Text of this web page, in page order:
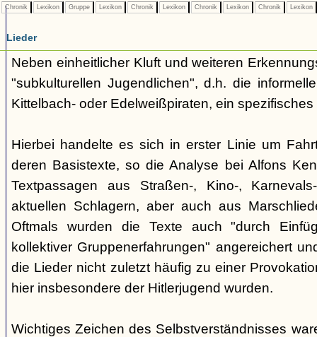
Chronik Lexikon Gruppe Lexikon Chronik Lexikon Chronik Lexikon Chronik Lexikon
Lieder
Neben einheitlicher Kluft und weiteren
"subkulturellen Jugendlichen", d.h. die
Kittelbach- oder Edelweißpiraten, ein
Hierbei handelte es sich in erster Linie um
deren Basistexte, so die Analyse bei Alfons
Textpassagen aus Straßen-, Kino-,
aktuellen Schlagern, aber auch aus
Oftmals wurden die Texte auch "durch
kollektiver Gruppenerfahrungen" angereichert
die Lieder nicht zuletzt häufig zu einer
hier insbesondere der Hitlerjugend wurden.
Wichtiges Zeichen des Selbstverständnisses